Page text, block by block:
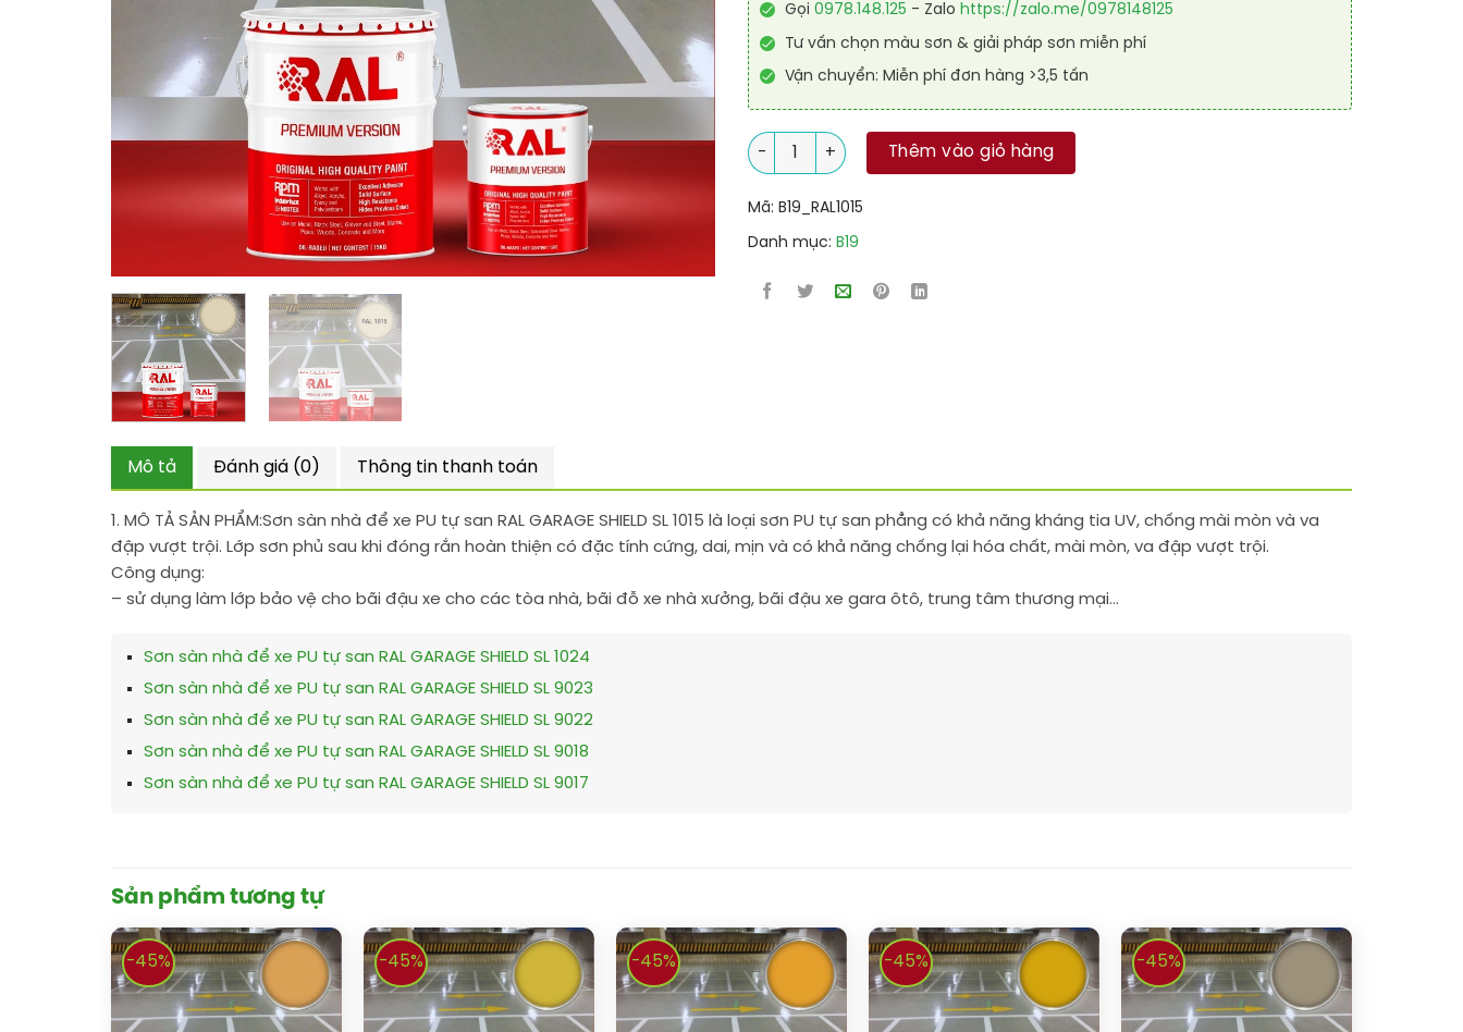
Gọi 0978.148.125 - Zalo https://zalo.me/0978148125
Tư vấn chọn màu sơn & giải pháp sơn miễn phí
Vận chuyển: Miễn phí đơn hàng >3,5 tấn
Sơn sàn nhà để xe PU tự san RAL GARAGE SHIELD SL 1015 số lượng
Thêm vào giỏ hàng
Mã: B19_RAL1015
Danh mục: B19
Mô tả Đánh giá (0) Thông tin thanh toán
1. MÔ TẢ SẢN PHẨM:Sơn sàn nhà để xe PU tự san RAL GARAGE SHIELD SL 1015 là loại sơn PU tự san phẳng có khả năng kháng tia UV, chống mài mòn và va
đập vượt trội. Lớp sơn phủ sau khi đóng rắn hoàn thiện có đặc tính cứng, dai, mịn và có khả năng chống lại hóa chất, mài mòn, va đập vượt trội.
Công dụng:
– sử dụng làm lớp bảo vệ cho bãi đậu xe cho các tòa nhà, bãi đỗ xe nhà xưởng, bãi đậu xe gara ôtô, trung tâm thương mại…
Sơn sàn nhà để xe PU tự san RAL GARAGE SHIELD SL 1024
Sơn sàn nhà để xe PU tự san RAL GARAGE SHIELD SL 9023
Sơn sàn nhà để xe PU tự san RAL GARAGE SHIELD SL 9022
Sơn sàn nhà để xe PU tự san RAL GARAGE SHIELD SL 9018
Sơn sàn nhà để xe PU tự san RAL GARAGE SHIELD SL 9017
Sản phẩm tương tự
-45% -45% -45% -45% -45%